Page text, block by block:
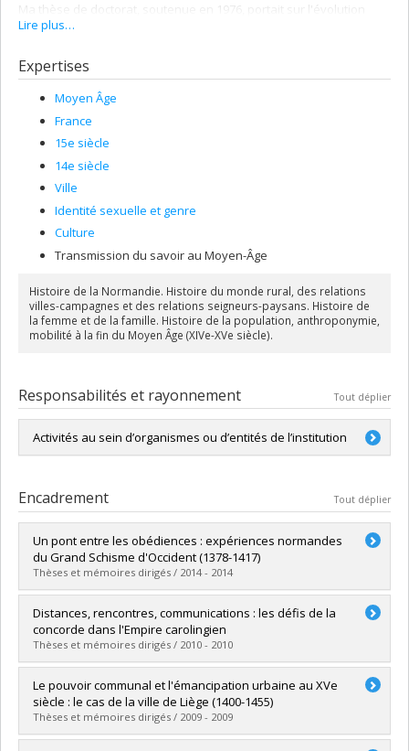
Ma thèse de doctorat, soutenue en 1976, portait sur l'évolution
démographique de la basse-Normandie entre la fin du XIVe siècle
le courant de l'histoire économique et sociale de la Normandie en
portant une attention particulière à la mise à jour et à l'édition de
textes peu accessibles, mais porteurs d'informations précieuses
sur les relations entre seigneurs et travailleurs de la terre. J'ai
également scruté les archives notariales déposées à Caen,
révélatrices de nombreux aspecst de la vie urbaine et de l'activité
économique pendant la fin du Moyen âge.
Je travaille actuellement à l'édition d'une comptabilité seigneuriale
connut la région d'Alençon au cours de cette période troublée.
Lire plus…
Expertises
Moyen Âge
France
15e siècle
14e siècle
Ville
Identité sexuelle et genre
Culture
Transmission du savoir au Moyen-Âge
Histoire de la Normandie. Histoire du monde rural, des relations
villes-campagnes et des relations seigneurs-paysans. Histoire de
la femme et de la famille. Histoire de la population, anthroponymie,
mobilité à la fin du Moyen Âge (XIVe-XVe siècle).
Responsabilités et rayonnement Tout déplier
Activités au sein d’organismes ou d’entités de l’institution
de l'Université de Montréal
Encadrement Tout déplier
Un pont entre les obédiences : expériences normandes
du Grand Schisme d'Occident (1378-1417)
Thèses et mémoires dirigés / 2014 - 2014
Diplômé(e) :Brabant, Annick
Cycle :Doctorat
Diplôme obtenu :Ph. D.
Lien vers le document dans Papyrus
Distances, rencontres, communications : les défis de la
concorde dans l'Empire carolingien
Thèses et mémoires dirigés / 2010 - 2010
Diplômé(e) :Gravel, Martin
Cycle : Doctorat
Diplôme obtenu :Ph. D.
Lien vers le document dans Papyrus
Le pouvoir communal et l'émancipation urbaine au XVe
siècle : le cas de la ville de Liège (1400-1455)
Thèses et mémoires dirigés / 2009 - 2009